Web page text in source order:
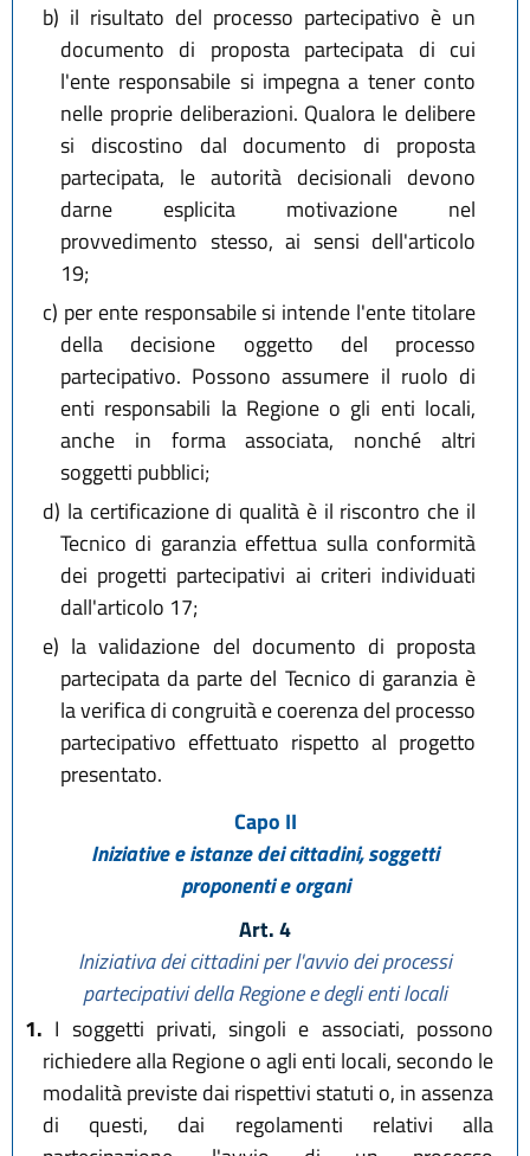
b) il risultato del processo partecipativo è un
documento di proposta partecipata di cui
l'ente responsabile si impegna a tener conto
nelle proprie deliberazioni. Qualora le delibere
si discostino dal documento di proposta
partecipata, le autorità decisionali devono
darne esplicita motivazione nel
provvedimento stesso, ai sensi dell'articolo
19;
c) per ente responsabile si intende l'ente titolare
della decisione oggetto del processo
partecipativo. Possono assumere il ruolo di
enti responsabili la Regione o gli enti locali,
anche in forma associata, nonché altri
soggetti pubblici;
d) la certificazione di qualità è il riscontro che il
Tecnico di garanzia effettua sulla conformità
dei progetti partecipativi ai criteri individuati
dall'articolo 17;
e) la validazione del documento di proposta
partecipata da parte del Tecnico di garanzia è
la verifica di congruità e coerenza del processo
partecipativo effettuato rispetto al progetto
presentato.
Capo II
Iniziative e istanze dei cittadini, soggetti
proponenti e organi
Art. 4
Iniziativa dei cittadini per l'avvio dei processi
partecipativi della Regione e degli enti locali
1. I soggetti privati, singoli e associati, possono
richiedere alla Regione o agli enti locali, secondo le
modalità previste dai rispettivi statuti o, in assenza
di questi, dai regolamenti relativi alla